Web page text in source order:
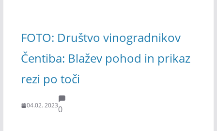
FOTO: Društvo vinogradnikov
Čentiba: Blažev pohod in prikaz
rezi po toči
04.02. 20230